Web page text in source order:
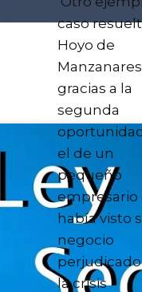
caso
Hoyo de
Manzanares
gracias a la
segunda
el de un
pequeño
empresario
había visto
negocio
la crisis